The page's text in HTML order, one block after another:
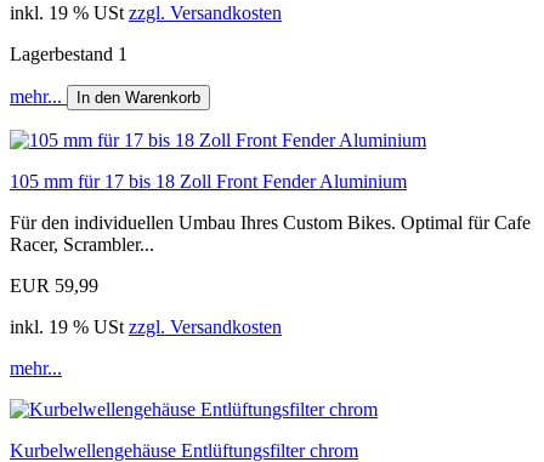
inkl. 19 % USt zzgl. Versandkosten
Lagerbestand 1
mehr... In den Warenkorb
105 mm für 17 bis 18 Zoll Front Fender Aluminium
Für den individuellen Umbau Ihres Custom Bikes. Optimal für Cafe
Racer, Scrambler...
EUR 59,99
inkl. 19 % USt zzgl. Versandkosten
mehr...
Kurbelwellengehäuse Entlüftungsfilter chrom